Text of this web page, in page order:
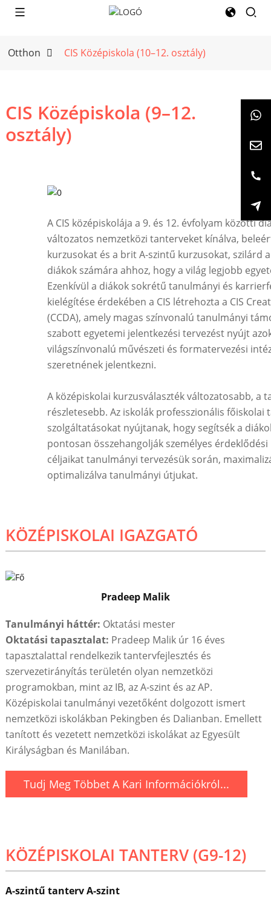
Otthon CIS Középiskola (10–12. osztály)
CIS Középiskola (9–12.
osztály)
A CIS középiskolája a 9. és 12. évfolyam közötti
változatos nemzetközi tanterveket kínálva,
kurzusokat és a brit A-szintű kurzusokat, szilárd
diákok számára ahhoz, hogy a világ legjobb
Ezenkívül a diákok sokrétű tanulmányi és
kielégítése érdekében a CIS létrehozta a CIS
(CCDA), amely magas színvonalú tanulmányi
szabott egyetemi jelentkezési tervezést nyújt
világszínvonalú művészeti és formatervezési
szeretnének jelentkezni.
A középiskolai kurzusválaszték változatosabb, a
részletesebb. Az iskolák professzionális főiskolai
szolgáltatásokat nyújtanak, hogy segítsék a
pontosan összehangolják személyes
céljaikat tanulmányi tervezésük során,
optimalizálva tanulmányi útjukat.
KÖZÉPISKOLAI IGAZGATÓ
Pradeep Malik
Tanulmányi háttér: Oktatási mester
Oktatási tapasztalat: Pradeep Malik úr 16 éves
tapasztalattal rendelkezik tantervfejlesztés és
szervezetirányítás területén olyan nemzetközi
programokban, mint az IB, az A-szint és az AP.
Középiskolai tanulmányi vezetőként dolgozott ismert
nemzetközi iskolákban Pekingben és Dalianban. Emellett
tanított és vezetett nemzetközi iskolákat az Egyesült
Királyságban és Manilában.
Tudj Meg Többet A Kari Információkról...
KÖZÉPISKOLAI TANTERV (G9-12)
A-szintű tanterv A-szint